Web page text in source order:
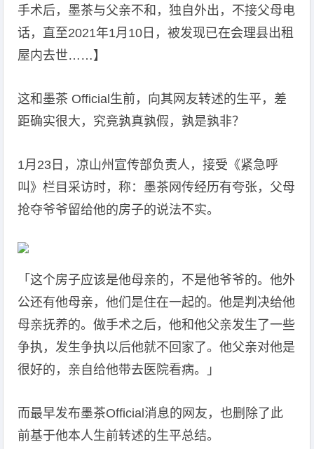
手术后，墨茶与父亲不和，独自外出，不接父母电
话，直至2021年1月10日，被发现已在会理县出租
屋内去世……】
这和墨茶 Official生前，向其网友转述的生平，差
距确实很大，究竟孰真孰假，孰是孰非？
1月23日，凉山州宣传部负责人，接受《紧急呼
叫》栏目采访时，称：墨茶网传经历有夸张，父母
抢夺爷爷留给他的房子的说法不实。
「这个房子应该是他母亲的，不是他爷爷的。他外
公还有他母亲，他们是住在一起的。他是判决给他
母亲抚养的。做手术之后，他和他父亲发生了一些
争执，发生争执以后他就不回家了。他父亲对他是
很好的，亲自给他带去医院看病。」
而最早发布墨茶Official消息的网友，也删除了此
前基于他本人生前转述的生平总结。